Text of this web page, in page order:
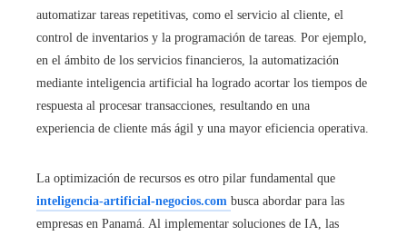
automatizar tareas repetitivas, como el servicio al cliente, el
control de inventarios y la programación de tareas. Por ejemplo,
en el ámbito de los servicios financieros, la automatización
mediante inteligencia artificial ha logrado acortar los tiempos de
respuesta al procesar transacciones, resultando en una
experiencia de cliente más ágil y una mayor eficiencia operativa.
La optimización de recursos es otro pilar fundamental que
inteligencia-artificial-negocios.com busca abordar para las
empresas en Panamá. Al implementar soluciones de IA, las